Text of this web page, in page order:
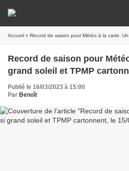
Accueil » Record de saison pour Météo à la carte. Un si
Record de saison pour
grand soleil et TPMP
Publié le 16/03/2023 à 15:00
Par Benoît